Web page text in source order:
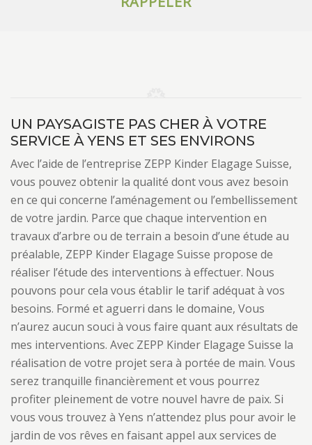
UN PAYSAGISTE PAS CHER À VOTRE
SERVICE À YENS ET SES ENVIRONS
Avec l’aide de l’entreprise ZEPP Kinder Elagage Suisse,
vous pouvez obtenir la qualité dont vous avez besoin
en ce qui concerne l’aménagement ou l’embellissement
de votre jardin. Parce que chaque intervention en
travaux d’arbre ou de terrain a besoin d’une étude au
préalable, ZEPP Kinder Elagage Suisse propose de
réaliser l’étude des interventions à effectuer. Nous
pouvons pour cela vous établir le tarif adéquat à vos
besoins. Formé et aguerri dans le domaine, Vous
n’aurez aucun souci à vous faire quant aux résultats de
mes interventions. Avec ZEPP Kinder Elagage Suisse la
réalisation de votre projet sera à portée de main. Vous
serez tranquille financièrement et vous pourrez
profiter pleinement de votre nouvel havre de paix. Si
vous vous trouvez à Yens n’attendez plus pour avoir le
jardin de vos rêves en faisant appel aux services de